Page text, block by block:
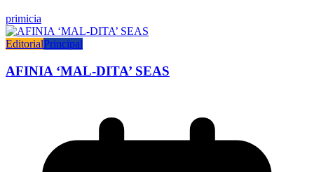
primicia
EditorialPrincipal
AFINIA ‘MAL-DITA’ SEAS